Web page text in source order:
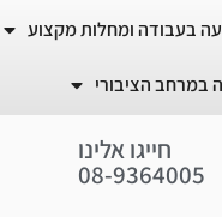
בעבודה ומחלות מקצוע
במרחב הציבורי
חייגו אלינו
08-9364005